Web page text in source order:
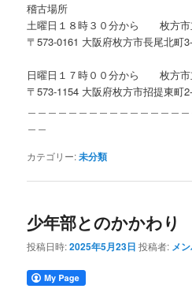
稽古場所
土曜日１８時３０分から 枚方市
〒573-0161 大阪府枚方市長尾北町
日曜日１７時００分から 枚方市
〒573-1154 大阪府枚方市招提東町
カテゴリー:未分類
少年部とのかかわり
投稿日時:2025年5月23日 投稿者: メ